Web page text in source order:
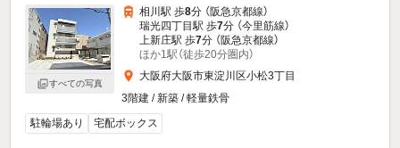
すべての写真
相川駅 歩8分 （阪急京都線）
瑞光四丁目駅 歩7分 （今里筋線）
上新庄駅 歩7分 （阪急京都線）
ほか1駅（徒歩20分圏内）
大阪府大阪市東淀川区小松3丁目
3階建 / 新築 / 軽量鉄骨
駐輪場あり
宅配ボックス